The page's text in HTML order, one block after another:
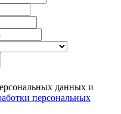
данных и
персональных